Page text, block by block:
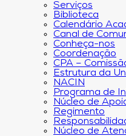
Serviços
Biblioteca
Calendário
Canal de
Conheça-nos
Coordenação
CPA –
Estrutura da
NACIN
Programa de
Núcleo de
Regimento
Núcleo de